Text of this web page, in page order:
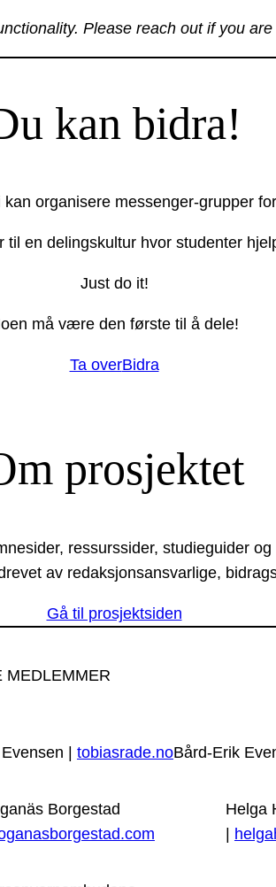
Please reach out if you
kan bidra!
organisere messenger-grupper
en delingskultur hvor studenter
Just do it!
må være den første til å dele!
Ta overBidra
prosjektet
ressurssider, studieguider
av redaksjonsansvarlige,
Gå til prosjektsiden
MEDLEMMER
| tobiasrade.noBård-Erik
Borgestad
Helga
|